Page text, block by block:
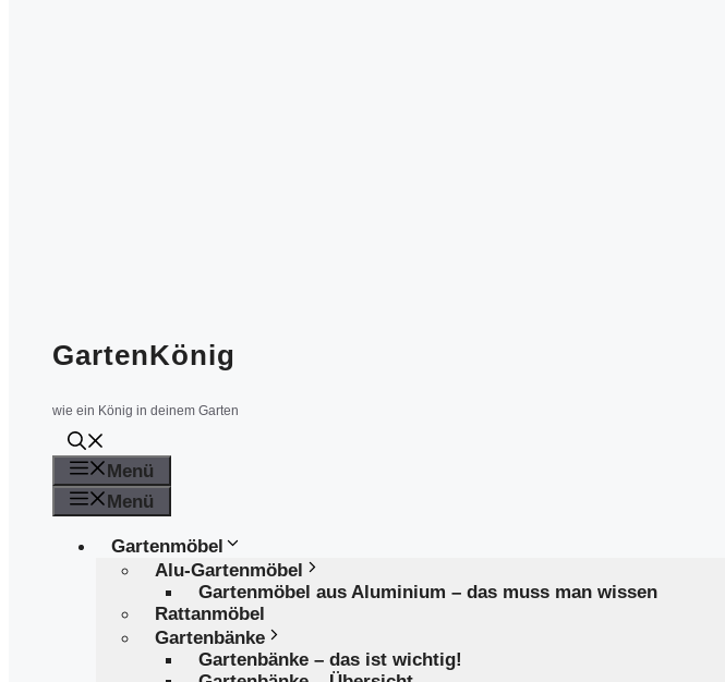
GartenKönig
wie ein König in deinem Garten
Menü
Menü
Gartenmöbel
Alu-Gartenmöbel
Gartenmöbel aus Aluminium – das muss man wissen
Rattanmöbel
Gartenbänke
Gartenbänke – das ist wichtig!